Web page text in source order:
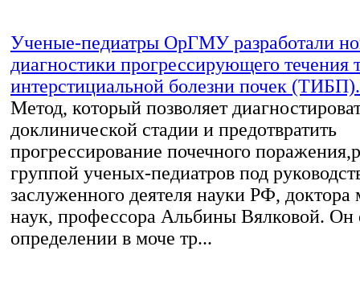
Ученые-педиатры ОрГМУ разработали
диагностики прогрессирующего течения
интерстициальной болезни почек
Метод, который позволяет
доклинической стадии и предотвратить
прогрессирование почечного
группой ученых-педиатров под
заслуженного деятеля науки РФ,
наук, профессора Альбины Вялковой. Он
определении в моче тр...